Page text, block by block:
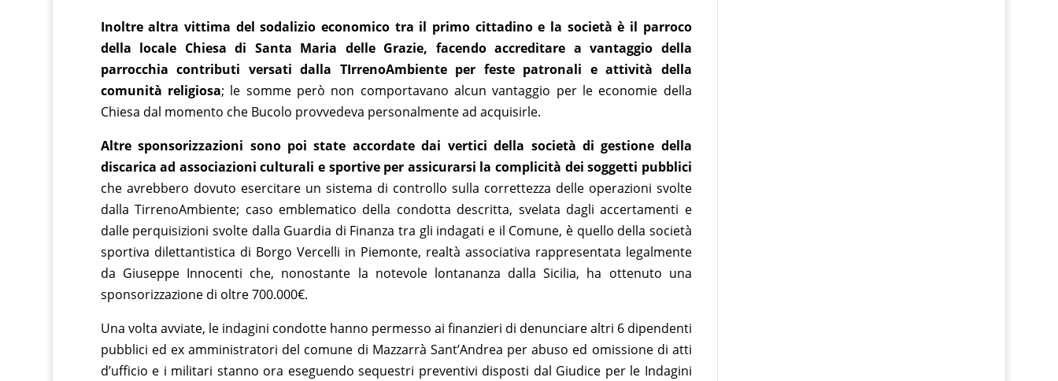
Inoltre altra vittima del sodalizio economico tra il primo cittadino e la società è il parroco
della locale Chiesa di Santa Maria delle Grazie, facendo accreditare a vantaggio della
parrocchia contributi versati dalla TIrrenoAmbiente per feste patronali e attività della
comunità religiosa; le somme però non comportavano alcun vantaggio per le economie della
Chiesa dal momento che Bucolo provvedeva personalmente ad acquisirle.
Altre sponsorizzazioni sono poi state accordate dai vertici della società di gestione della
discarica ad associazioni culturali e sportive per assicurarsi la complicità dei soggetti pubblici
che avrebbero dovuto esercitare un sistema di controllo sulla correttezza delle operazioni svolte
dalla TirrenoAmbiente; caso emblematico della condotta descritta, svelata dagli accertamenti e
dalle perquisizioni svolte dalla Guardia di Finanza tra gli indagati e il Comune, è quello della società
sportiva dilettantistica di Borgo Vercelli in Piemonte, realtà associativa rappresentata legalmente
da Giuseppe Innocenti che, nonostante la notevole lontananza dalla Sicilia, ha ottenuto una
sponsorizzazione di oltre 700.000€.
Una volta avviate, le indagini condotte hanno permesso ai finanzieri di denunciare altri 6 dipendenti
pubblici ed ex amministratori del comune di Mazzarrà Sant’Andrea per abuso ed omissione di atti
d’ufficio e i militari stanno ora eseguendo sequestri preventivi disposti dal Giudice per le Indagini